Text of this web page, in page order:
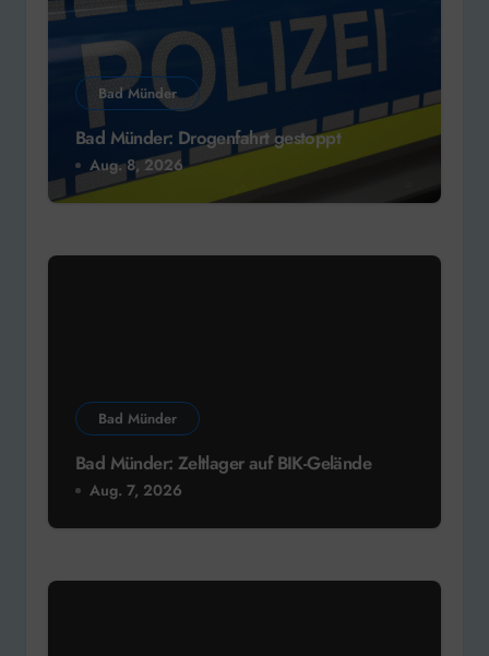
Bad Münder
Bad Münder: Drogenfahrt gestoppt
Aug. 8, 2026
Bad Münder
Bad Münder: Zeltlager auf BIK-Gelände
Aug. 7, 2026